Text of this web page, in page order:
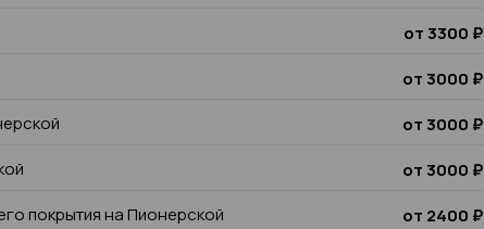
от 3300 ₽
от 3000 ₽
от 3000 ₽
от 3000 ₽
покрытия на Пионерской
от 2400 ₽